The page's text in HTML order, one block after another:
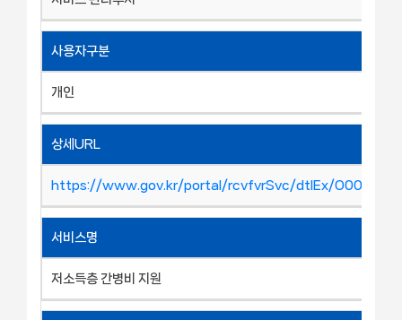
사용자구분
개인
상세URL
https://www.gov.kr/portal/rcvfvrSvc/dtlEx/
서비스명
저소득층 간병비 지원